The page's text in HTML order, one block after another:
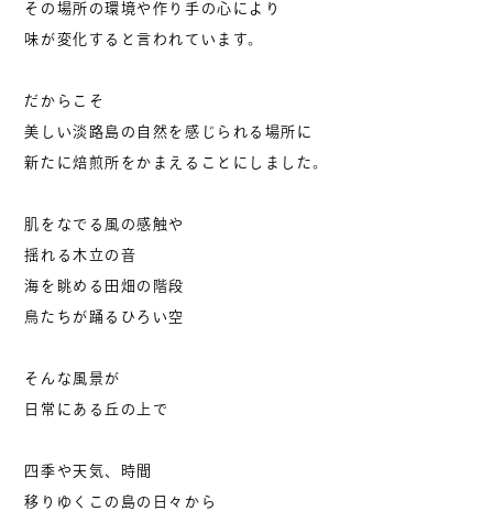
その場所の環境や作り手の心により
味が変化すると言われています。
だからこそ
美しい淡路島の自然を感じられる場所に
新たに焙煎所をかまえることにしました。
肌をなでる風の感触や
揺れる木立の音
海を眺める田畑の階段
鳥たちが踊るひろい空
そんな風景が
日常にある丘の上で
四季や天気、時間
移りゆくこの島の日々から